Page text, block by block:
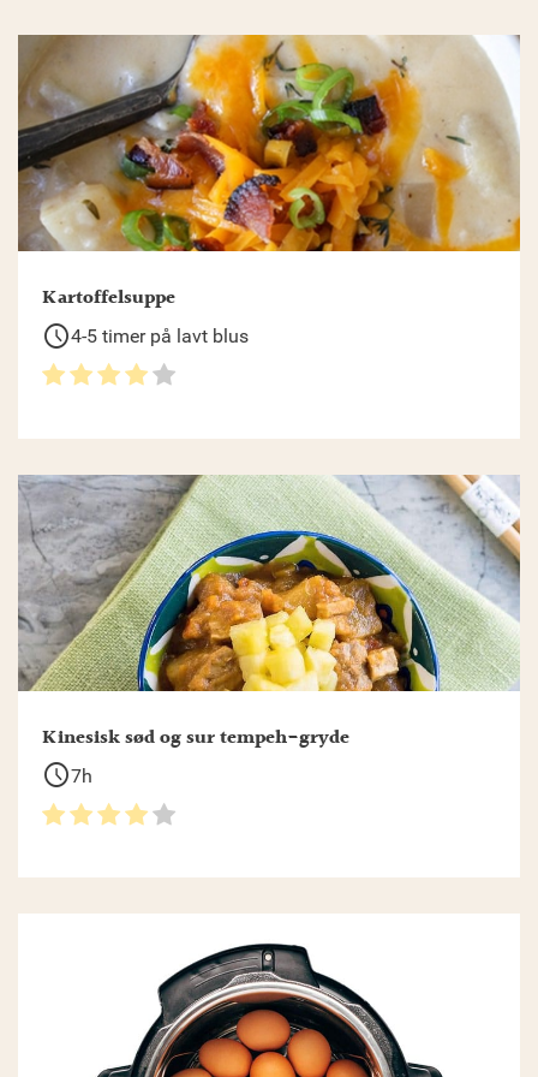
Kartoffelsuppe
schedule4-5 timer på lavt blus
Kinesisk sød og sur tempeh-gryde
schedule7h